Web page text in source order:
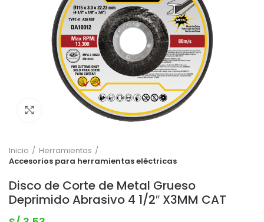
Clic para expandir
Inicio
Herramientas
Accesorios para herramientas eléctricas
Disco de Corte de Metal Grueso
Deprimido Abrasivo 4 1/2″ X3MM CAT